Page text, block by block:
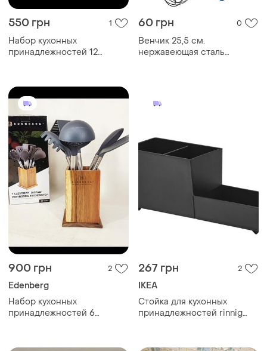
550 грн 1
Набор кухонных
принадлежностей 12
60 грн 0
Венчик 25,5 см.
нержавеющая сталь
900 грн 2
Edenberg
Набор кухонных
принадлежностей 6
267 грн 2
IKEA
Стойка для кухонных
принадлежностей rinnig